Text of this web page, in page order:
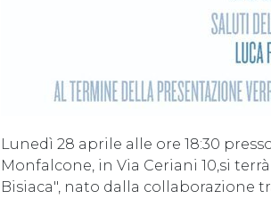
Lunedì 28 aprile alle ore 18:30
Monfalcone, in Via Ceriani 10,si
Bisiaca", nato dalla collaborazione